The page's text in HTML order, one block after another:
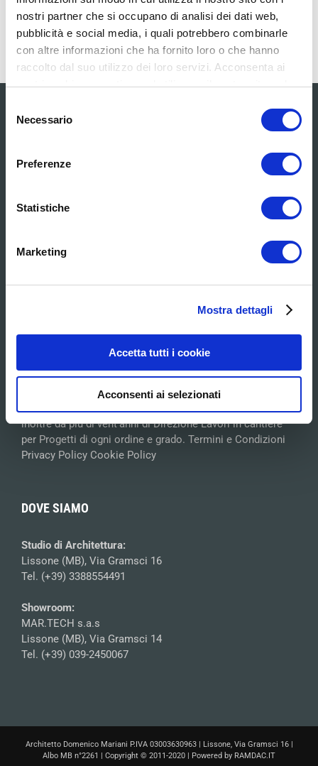
nostri partner che si occupano di analisi dei dati web,
pubblicità e social media, i quali potrebbero combinarle
con altre informazioni che ha fornito loro o che hanno
raccolto dal suo utilizzo dei loro servizi. Acconsenta ai
nostri cookie se continua ad utilizzare il nostro sito web.
delNecessario
Preferenze
Statistiche
Marketing
Mostra dettagli
Accetta tutti i cookie
Acconsenti ai selezionati
STUDIO DI ARCHITETTURA
Architetto Domenico Mariani
MAPPA
Progettista specializzato in Tecnologia del Recupero
Edilizio, lavora in Team con collaboratori tecnici esperti in
problematiche del costruito. Si occupa con successo
inoltre da più di vent’anni di Direzione Lavori in cantiere
per Progetti di ogni ordine e grado. Termini e Condizioni
Privacy Policy Cookie Policy
DOVE SIAMO
Studio di Architettura:
Lissone (MB), Via Gramsci 16
Tel. (+39) 3388554491
Showroom:
MAR.TECH s.a.s
Lissone (MB), Via Gramsci 14
Tel. (+39) 039-2450067
Architetto Domenico Mariani P.IVA 03003630963 | Lissone, Via Gramsci 16 |
Albo MB n°2261 | Copyright © 2011-2020 | Powered by RAMDAC.IT